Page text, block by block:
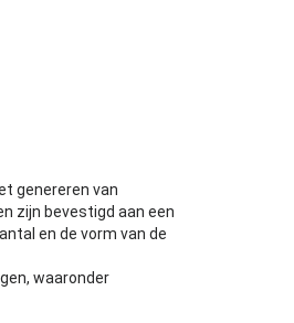
genereren van
zijn bevestigd aan een
en de vorm van de
waaronder